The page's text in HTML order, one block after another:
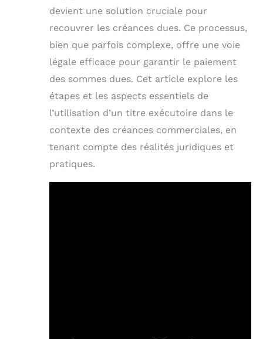
devient une solution cruciale pour
recouvrer les créances dues. Ce processus,
bien que parfois complexe, offre une voie
légale efficace pour garantir le paiement
des sommes dues. Cet article explore les
étapes et les aspects essentiels de
l’utilisation d’un titre exécutoire dans le
contexte des créances commerciales, en
tenant compte des réalités juridiques et
pratiques.